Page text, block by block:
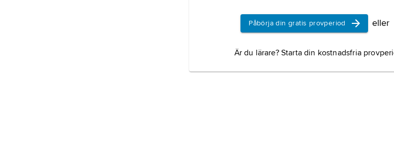
Påbörja din gratis provperiod eller
Är du lärare? Starta din kostnadsfria